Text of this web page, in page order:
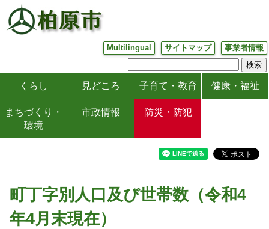
Multilingual サイトマップ 事業者情報
くらし 見どころ 子育て・教育 健康・福祉
まちづくり・
環境
市政情報 防災・防犯
町丁字別人口及び世帯数（令和4
年4月末現在）